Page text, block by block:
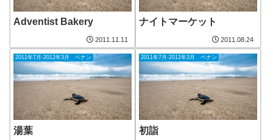
Adventist Bakery
2011.11.11
ナイトマーケット
2011.08.24
2011年7月-2012年3月 ペナン
湯葉
2011年7月-2012年3月 ペナン
初詣